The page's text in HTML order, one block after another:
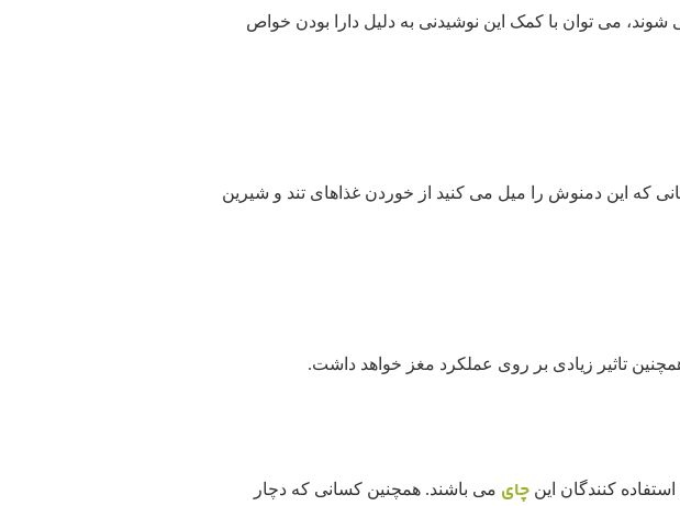
می توان با کمک این نوشیدنی به دلیل دارا بودن خواص
که این دمنوش را میل می کنید از خوردن غذاهای تند و شیرین
تاثیر زیادی بر روی عملکرد مغز خواهد داشت.
کنندگان اینچای می باشند. همچنین کسانی که دچار